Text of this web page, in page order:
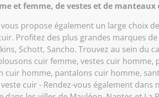
et femme, de vestes et de manteaux
propose également un large choix
Profitez des plus grandes marques
Schott, Sancho. Trouvez au sein du
cuir femme, vestes cuir homme,
cuir homme, pantalons cuir homme,
cuir - Rendez-vous également dans